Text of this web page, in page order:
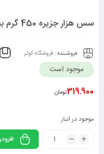
سس هزار جزیره 450 گرم بیژن6260037302803
فروشـنده : فروشگاه کوثر
موجود است
319.900تومان
موجود در انبار